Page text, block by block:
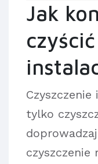
Jak
tylko
czyszczenie